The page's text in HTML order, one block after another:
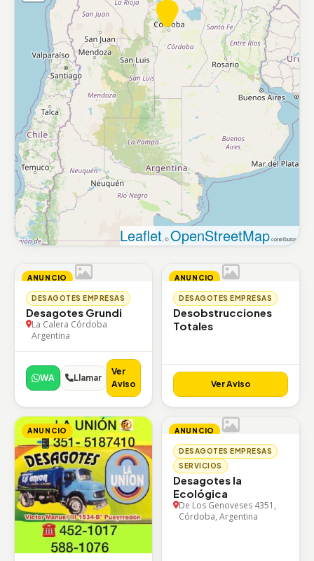
Leaflet , ©OpenStreetMapcontributors
ANUNCIO
DESAGOTES EMPRESAS
Desagotes Grundi
La Calera Córdoba
Argentina
WA Llamar
Ver
Aviso
ANUNCIO
DESAGOTES EMPRESAS
Desobstrucciones
Totales
Ver Aviso
ANUNCIO ANUNCIO
DESAGOTES EMPRESAS
SERVICIOS
Desagotes la
Ecológica
De Los Genoveses 4351,
Córdoba, Argentina